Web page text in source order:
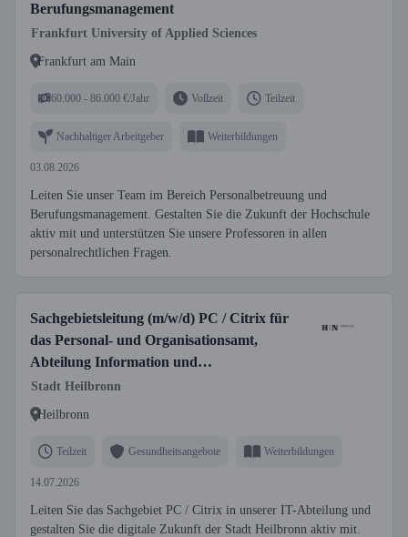
Berufungsmanagement
Frankfurt University of Applied Sciences
Frankfurt am Main
60.000 - 86.000 €/Jahr Vollzeit Teilzeit
Nachhaltiger Arbeitgeber Weiterbildungen
03.08.2026
Leiten Sie unser Team im Bereich Personalbetreuung und
Berufungsmanagement. Gestalten Sie die Zukunft der Hochschule
aktiv mit und unterstützen Sie unsere Professoren in allen
personalrechtlichen Fragen.
Sachgebietsleitung (m/w/d) PC / Citrix für
das Personal- und Organisationsamt,
Abteilung Information und
Kommunikation
Stadt Heilbronn
Heilbronn
Teilzeit Gesundheitsangebote Weiterbildungen
14.07.2026
Leiten Sie das Sachgebiet PC / Citrix in unserer IT-Abteilung und
gestalten Sie die digitale Zukunft der Stadt Heilbronn aktiv mit.